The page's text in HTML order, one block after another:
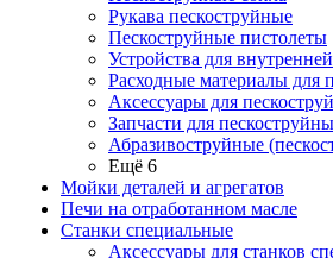
Рукава пескоструйные
Пескоструйные пистолеты
Устройства для
Расходные материалы для
Аксессуары для
Запчасти для
Абразивоструйные
Ещё 6
Мойки деталей и агрегатов
Печи на отработанном масле
Станки специальные
Аксессуары для станков